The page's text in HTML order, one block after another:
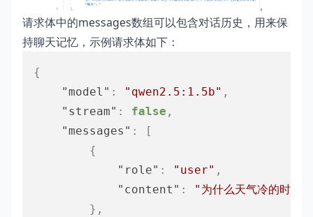
请求体中的messages数组可以包含对话历史，用来保
持聊天记忆，示例请求体如下：
{
"model" : "qwen2.5:1.5b" ,
"stream" : false ,
"messages" :
[
{
"role" : "user" ,
"content" :
"为什么天气冷的时候
} ,